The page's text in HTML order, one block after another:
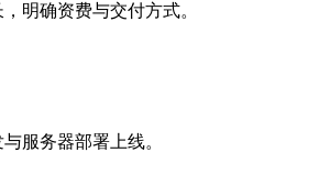
明确资费与交付方式。
服务器部署上线。